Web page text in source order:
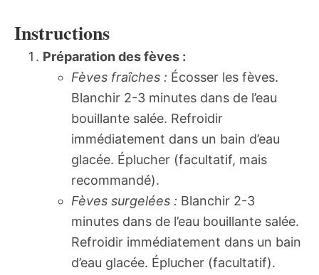
Instructions
Préparation des fèves :
Fèves fraîches : Écosser les fèves.
Blanchir 2-3 minutes dans de l’eau
bouillante salée. Refroidir
immédiatement dans un bain d’eau
glacée. Éplucher (facultatif, mais
recommandé).
Fèves surgelées : Blanchir 2-3
minutes dans de l’eau bouillante salée.
Refroidir immédiatement dans un bain
d’eau glacée. Éplucher (facultatif).